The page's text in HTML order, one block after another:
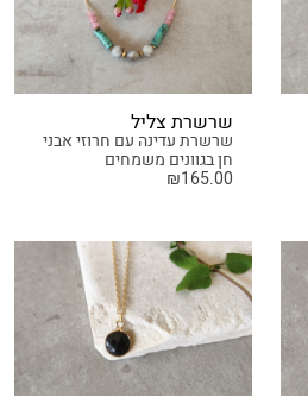
שרשרת צליל
שרשרת עדינה עם חרוזי אבני
חן בגוונים משמחים
₪165.00